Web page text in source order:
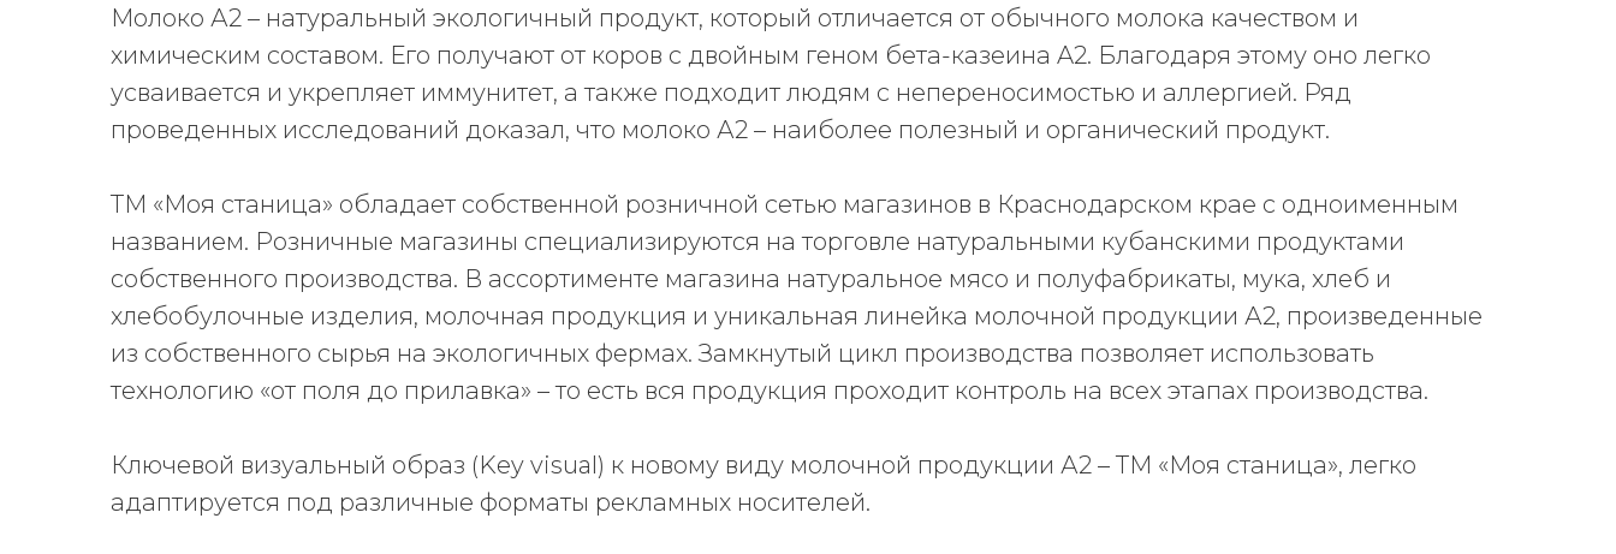
Молоко А2 – натуральный экологичный продукт, который отличается от обычного молока качеством и
химическим составом. Его получают от коров с двойным геном бета-казеина A2. Благодаря этому оно легко
усваивается и укрепляет иммунитет, а также подходит людям с непереносимостью и аллергией. Ряд
проведенных исследований доказал, что молоко А2 – наиболее полезный и органический продукт.
ТМ «Моя станица» обладает собственной розничной сетью магазинов в Краснодарском крае с одноименным
названием. Розничные магазины специализируются на торговле натуральными кубанскими продуктами
собственного производства. В ассортименте магазина натуральное мясо и полуфабрикаты, мука, хлеб и
хлебобулочные изделия, молочная продукция и уникальная линейка молочной продукции А2, произведенные
из собственного сырья на экологичных фермах. Замкнутый цикл производства позволяет использовать
технологию «от поля до прилавка» – то есть вся продукция проходит контроль на всех этапах производства.
Ключевой визуальный образ (Key visual) к новому виду молочной продукции А2 – ТМ «Моя станица», легко
адаптируется под различные форматы рекламных носителей.